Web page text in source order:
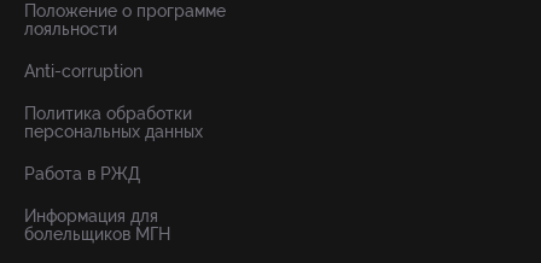
Положение о программе
лояльности
Anti-corruption
Политика обработки
персональных данных
Работа в РЖД
Информация для
болельщиков МГН